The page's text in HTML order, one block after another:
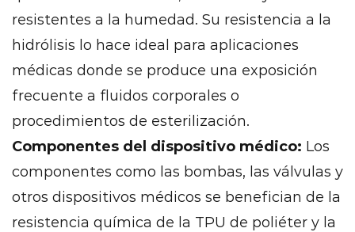
resistentes a la humedad. Su resistencia a la
hidrólisis lo hace ideal para aplicaciones
médicas donde se produce una exposición
frecuente a fluidos corporales o
procedimientos de esterilización.
Componentes del dispositivo médico: Los
componentes como las bombas, las válvulas y
otros dispositivos médicos se benefician de la
resistencia química de la TPU de poliéter y la